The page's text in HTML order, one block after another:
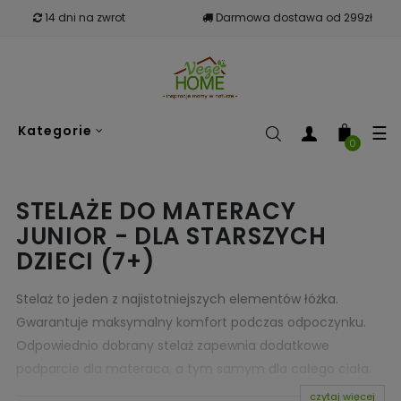
14 dni na zwrot Darmowa dostawa od 299zł
Kategorie ☰
0
STELAŻE DO MATERACY
JUNIOR - DLA STARSZYCH
DZIECI (7+)
Stelaż to jeden z najistotniejszych elementów łóżka.
Gwarantuje maksymalny komfort podczas odpoczynku.
Odpowiednio dobrany stelaż zapewnia dodatkowe
, jakie w swojej
czytaj więcej